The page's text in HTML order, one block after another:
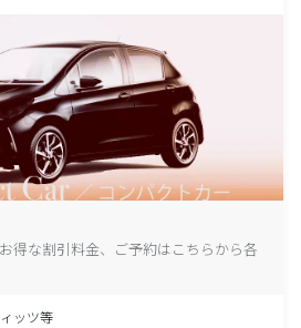
得な割引料金、ご予約はこちらから各
ッツ等